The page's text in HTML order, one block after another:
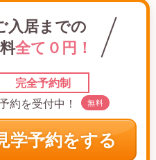
入居までの
全て０円！
完全予約制
約を受付中！
無料
学予約をする